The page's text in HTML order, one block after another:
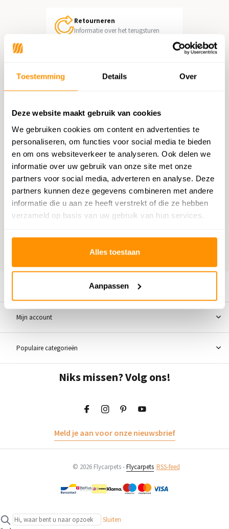
Toestemming Details Over
Deze website maakt gebruik van cookies
We gebruiken cookies om content en advertenties te
personaliseren, om functies voor social media te bieden
en om ons websiteverkeer te analyseren. Ook delen we
informatie over uw gebruik van onze site met onze
partners voor social media, adverteren en analyse. Deze
partners kunnen deze gegevens combineren met andere
informatie die u aan ze heeft verstrekt of die ze hebben
verzameld op basis van uw gebruik van hun services.
Alles toestaan
Aanpassen
Retourneren
Informatie over het terugsturen
Chatten met een medewerker
vragen@flycarpets.nl
Telefonisch contact
Bel ons op 020 - 261 47 23
Bestelling volgen
Volg uw bestelling
Benieuwd wat anderen vinden?
Wij scoren een9,1opWebwinkelkeur
Mijn account
Populaire categorieën
Niks missen? Volg ons!
Meld je aan voor onze nieuwsbrief
© 2026 Flycarpets -Flycarpets RSS-feed
Sluiten